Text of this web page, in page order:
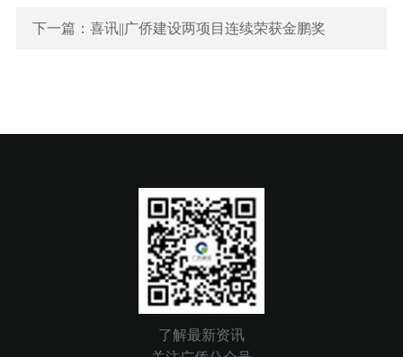
下一篇：喜讯||广侨建设两项目连续荣获金鹏奖
了解最新资讯